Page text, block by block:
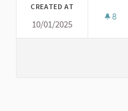
CREATED AT
10/01/2025
8